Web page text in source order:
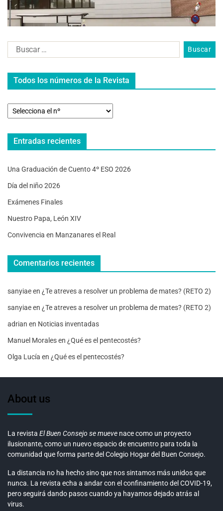
Todos los números de la Revista
Entradas recientes
Una Graduación de Cuento 4º ESO 2026
Día del niño 2026
Exámenes Finales
Nuestro Papa, León XIV
Convivencia en Manzanares el Real
Comentarios recientes
sanyiaeen ¿Te atreves a resolver un problema de mates? (RETO 2)
sanyiaeen ¿Te atreves a resolver un problema de mates? (RETO 2)
adrian en Noticias inventadas
Manuel Moralesen ¿Qué es el pentecostés?
Olga Lucía en ¿Qué es el pentecostés?
About us
La revista El Buen Consejo se mueve nace como un proyecto
ilusionante, como un nuevo espacio de encuentro para toda la
comunidad que forma parte del Colegio Hogar del Buen Consejo.
La distancia no ha hecho sino que nos sintamos más unidos que
nunca. La revista echa a andar con el confinamiento del COVID-19,
pero seguirá dando pasos cuando ya hayamos dejado atrás al
virus.